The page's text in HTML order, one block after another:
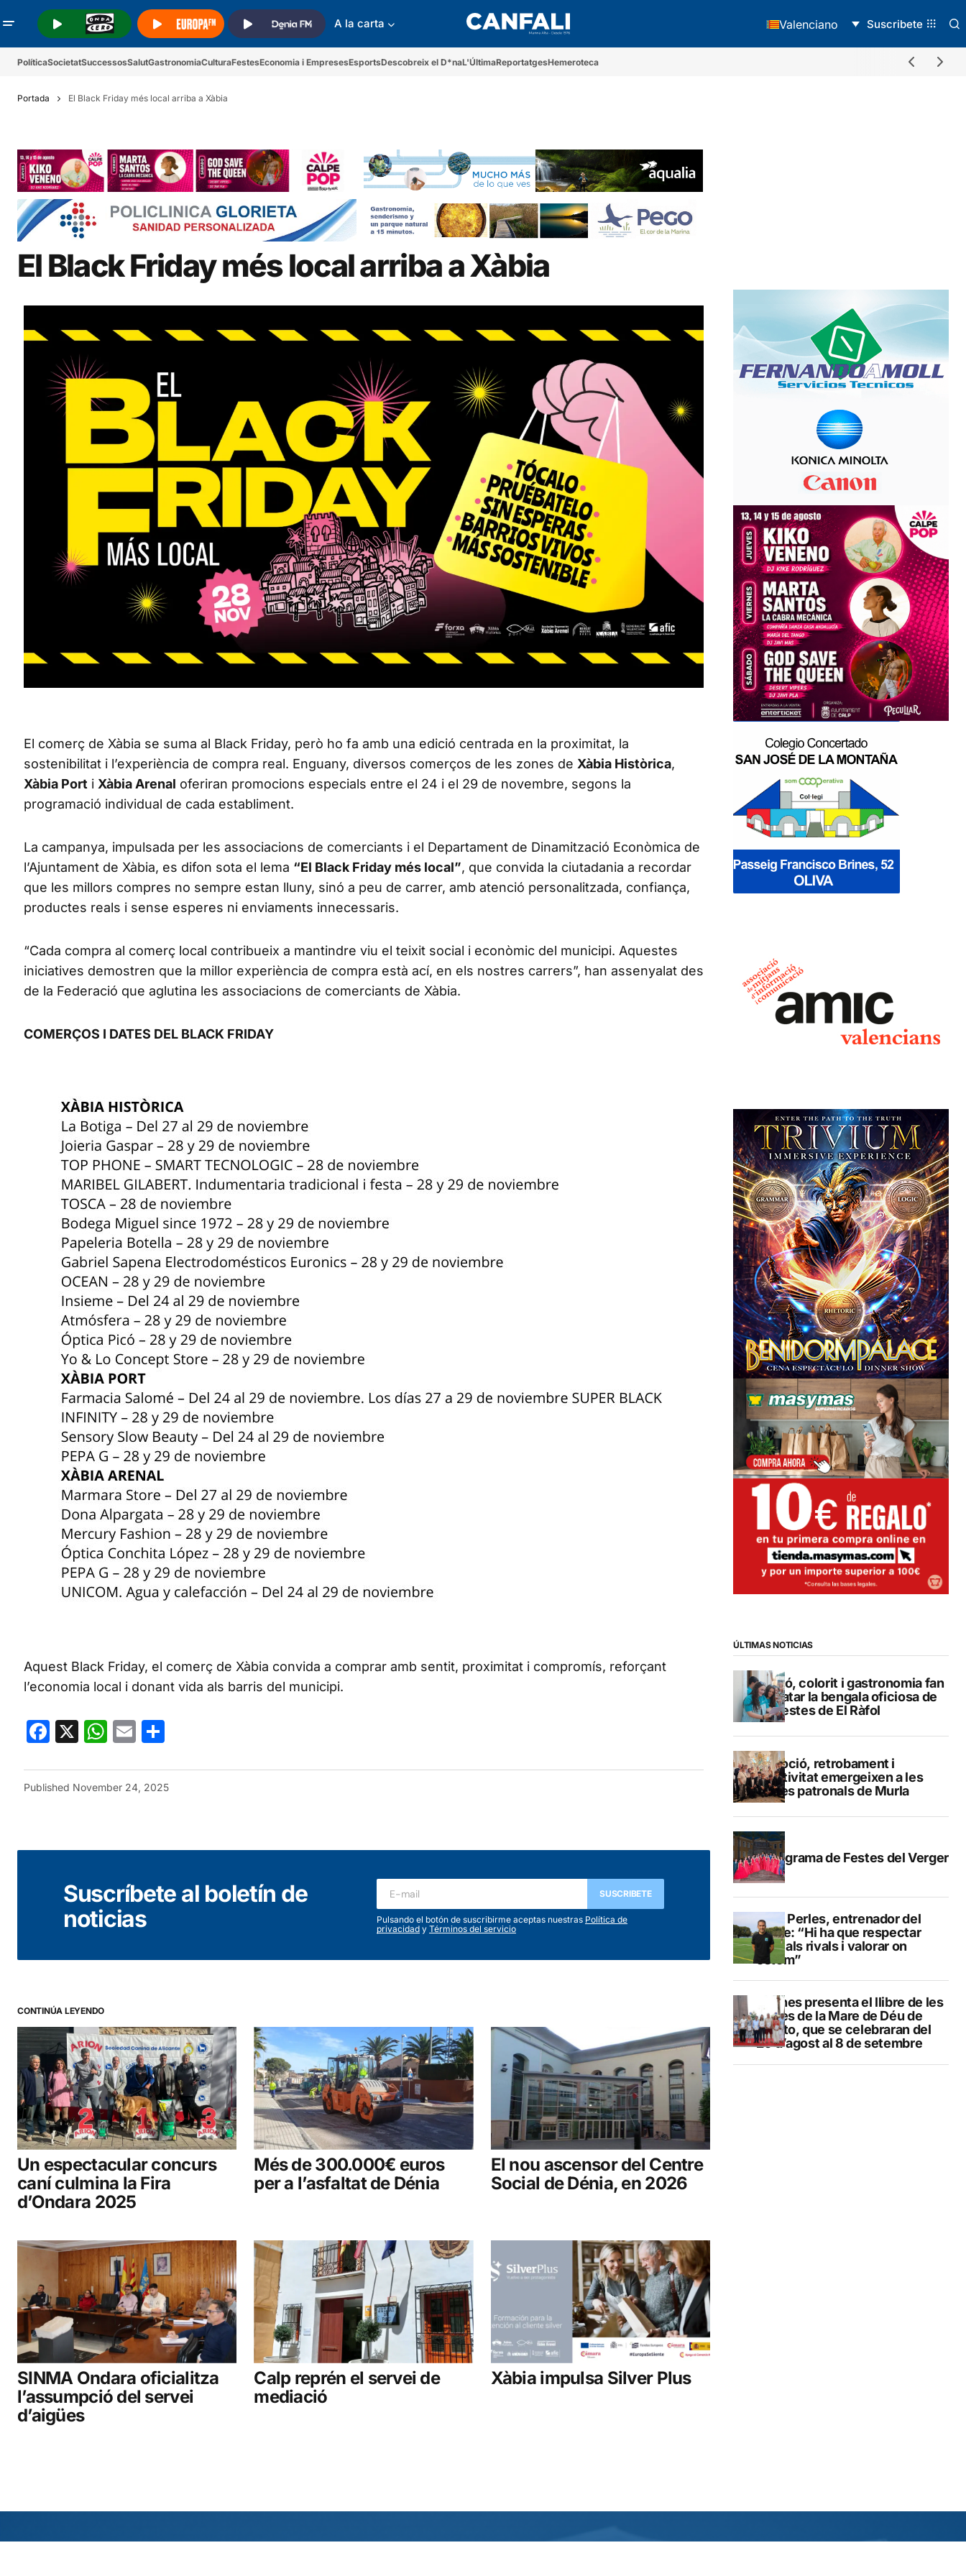
A la carta Valenciano Suscribete
PolíticaSocietatSuccessosSalutGastronomiaCulturaFestesEconomia i EmpresesEsportsDescobreix el D*naL'ÚltimaReportatgesHemeroteca
Portada El Black Friday més local arriba a Xàbia
El Black Friday més local arriba a Xàbia
El comerç de Xàbia se suma al Black Friday, però ho fa amb una edició centrada en la proximitat, la
sostenibilitat i l’experiència de compra real. Enguany, diversos comerços de les zones de Xàbia Històrica,
Xàbia Port i Xàbia Arenal oferiran promocions especials entre el 24 i el 29 de novembre, segons la
programació individual de cada establiment.
La campanya, impulsada per les associacions de comerciants i el Departament de Dinamització Econòmica de
l’Ajuntament de Xàbia, es difon sota el lema “El Black Friday més local”, que convida la ciutadania a recordar
que les millors compres no sempre estan lluny, sinó a peu de carrer, amb atenció personalitzada, confiança,
productes reals i sense esperes ni enviaments innecessaris.
“Cada compra al comerç local contribueix a mantindre viu el teixit social i econòmic del municipi. Aquestes
iniciatives demostren que la millor experiència de compra està ací, en els nostres carrers”, han assenyalat des
de la Federació que aglutina les associacions de comerciants de Xàbia.
COMERÇOS I DATES DEL BLACK FRIDAY
Aquest Black Friday, el comerç de Xàbia convida a comprar amb sentit, proximitat i compromís, reforçant
l’economia local i donant vida als barris del municipi.
Facebook
X WhatsApp
Email
Published November 24, 2025
Suscríbete al boletín de
noticias
SUSCRIBETE
Pulsando el botón de suscribirme aceptas nuestras Política de
privacidad y Términos del servicio
CONTINÚA LEYENDO
Un espectacular concurs
caní culmina la Fira
d’Ondara 2025
Més de 300.000€ euros
per a l’asfaltat de Dénia
El nou ascensor del Centre
Social de Dénia, en 2026
SINMA Ondara oficialitza
l’assumpció del servei
d’aigües
Calp reprén el servei de
mediació
Xàbia impulsa Silver Plus
ÚLTIMAS NOTICIAS
Pregó, colorit i gastronomia fan
esclatar la bengala oficiosa de
les festes de El Ràfol
Devoció, retrobament i
emotivitat emergeixen a les
festes patronals de Murla
Programa de Festes del Verger
Pere Perles, entrenador del
Calpe: “Hi ha que respectar
molt als rivals i valorar on
estem”
Duanes presenta el llibre de les
festes de la Mare de Déu de
Loreto, que se celebraran del
29 d’agost al 8 de setembre